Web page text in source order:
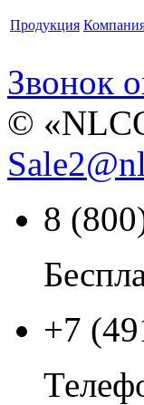
Продукция
Звонок
©
Sale2@
8
+7